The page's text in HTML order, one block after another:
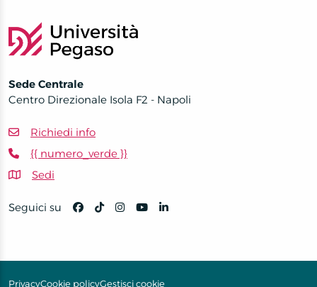
Sede Centrale
Centro Direzionale Isola F2 - Napoli
Richiedi info
{{ numero_verde }}
Sedi
Seguici su
PrivacyCookie policyGestisci cookie